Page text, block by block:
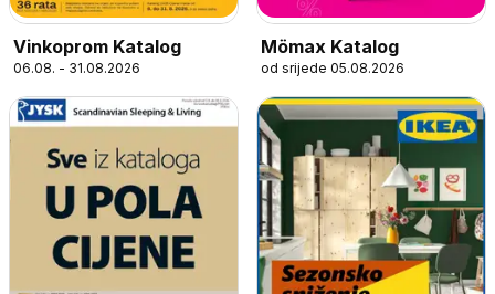
Vinkoprom Katalog
06.08. - 31.08.2026
Mömax Katalog
od srijede 05.08.2026